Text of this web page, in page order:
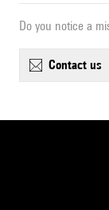
Do you notice a
contact us